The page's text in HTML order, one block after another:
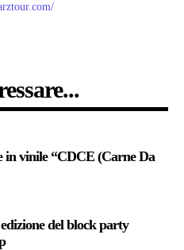
in vinile “CDCE (Carne Da
del block party